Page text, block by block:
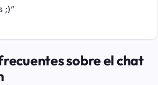
;)”
sobre el chat